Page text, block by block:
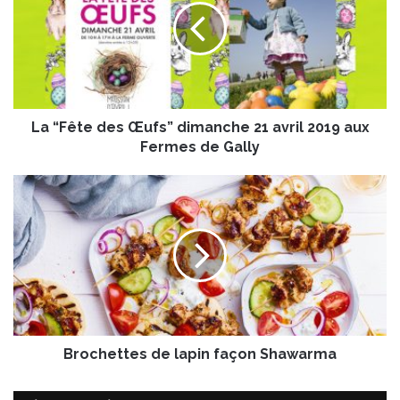
e
d
i
m
a
n
c
2
La “Fête des Œufs” dimanche 21 avril 2019 aux
Fermes de Gally
o
c
h
e
t
t
e
e
Brochettes de lapin façon Shawarma